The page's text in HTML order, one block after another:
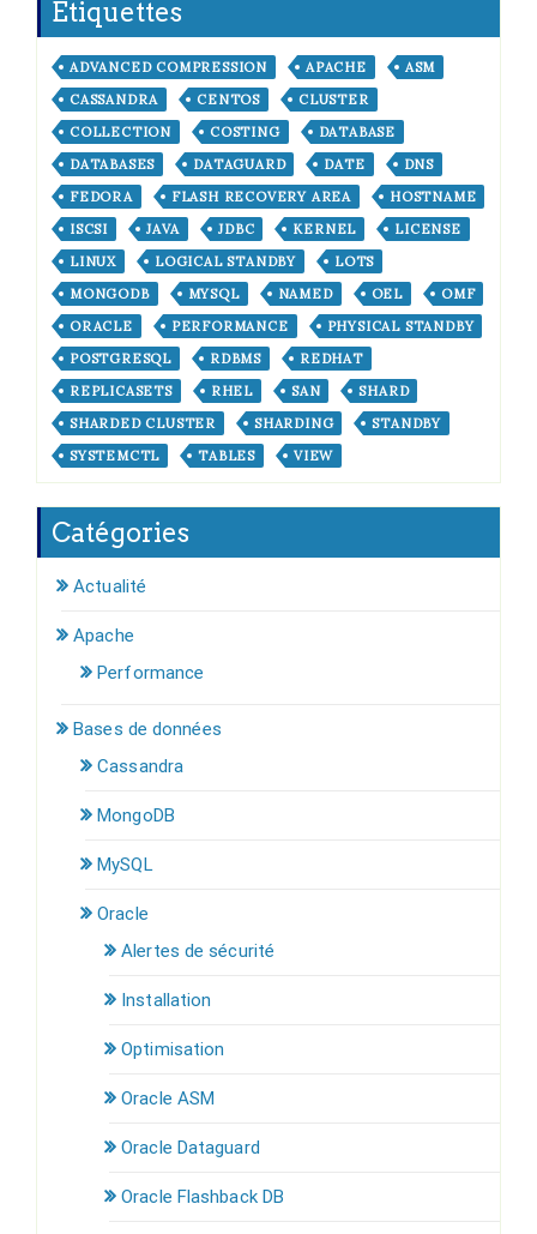
Étiquettes
ADVANCED COMPRESSION APACHE
ASM
CASSANDRA
CENTOS
CLUSTER
COLLECTION
COSTING
DATABASE
DATABASES
DATAGUARD DATE
DNS
FEDORA
FLASH RECOVERY AREA
HOSTNAME
ISCSI
JAVA JDBC KERNEL
LICENSE
LINUX
LOGICAL STANDBY
LOTS
MONGODB
MYSQL NAMED OEL
OMF
ORACLE
PERFORMANCE
PHYSICAL STANDBY
POSTGRESQL
RDBMS
REDHAT
REPLICASETS
RHEL SAN
SHARD
SHARDED CLUSTER
SHARDING
STANDBY
SYSTEMCTL
TABLES VIEW
Catégories
Actualité
Apache
Performance
Bases de données
Cassandra
MongoDB
MySQL
Oracle
Alertes de sécurité
Installation
Optimisation
Oracle ASM
Oracle Dataguard
Oracle Flashback DB